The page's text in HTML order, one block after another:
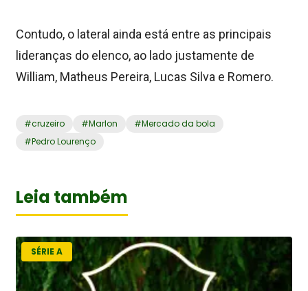
Contudo, o lateral ainda está entre as principais
lideranças do elenco, ao lado justamente de
William, Matheus Pereira, Lucas Silva e Romero.
#cruzeiro #Marlon #Mercado da bola
#Pedro Lourenço
Leia também
SÉRIE A